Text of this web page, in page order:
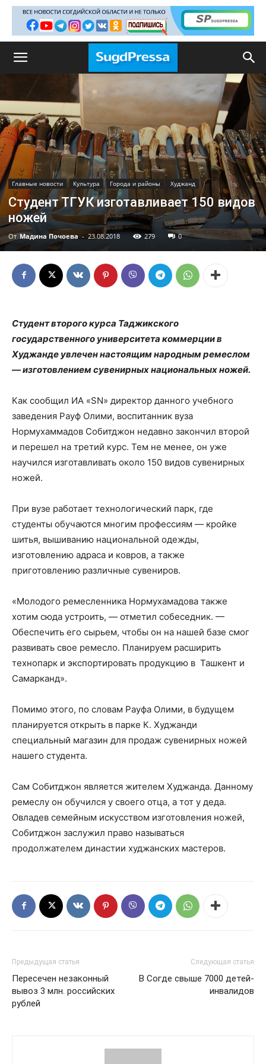
Главные новости Культура Города и районы Худжанд
Студент ТГУК изготавливает 150 видов
ножей
От Мадина Почоева - 23.08.2018 279 0
Студент второго курса Таджикского
государственного университета коммерции в
Худжанде увлечен настоящим народным ремеслом
— изготовлением сувенирных национальных ножей.
Как сообщил ИА «SN» директор данного учебного
заведения Рауф Олими, воспитанник вуза
Нормухаммадов Собитджон недавно закончил второй
и перешел на третий курс. Тем не менее, он уже
научился изготавливать около 150 видов сувенирных
ножей.
При вузе работает технологический парк, где
студенты обучаются многим профессиям — кройке
шитья, вышиванию национальной одежды,
изготовлению адраса и ковров, а также
приготовлению различные сувениров.
«Молодого ремесленника Нормухамадова также
хотим сюда устроить, — отметил собеседник. —
Обеспечить его сырьем, чтобы он на нашей базе смог
развивать свое ремесло. Планируем расширить
технопарк и экспортировать продукцию в Ташкент и
Самарканд».
Помимо этого, по словам Рауфа Олими, в будущем
планируется открыть в парке К. Худжанди
специальный магазин для продаж сувенирных ножей
нашего студента.
Сам Собитджон является жителем Худжанда. Данному
ремеслу он обучился у своего отца, а тот у деда.
Овладев семейным искусством изготовления ножей,
Собитджон заслужил право называться
продолжателем династии худжанских мастеров.
Предыдущая статья
Пересечен незаконный
вывоз 3 млн. российских
рублей
Следующая статья
В Согде свыше 7000 детей-
инвалидов